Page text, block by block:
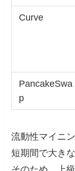
Curve
PancakeSwa
p
流動性マイニ
短期間で大き